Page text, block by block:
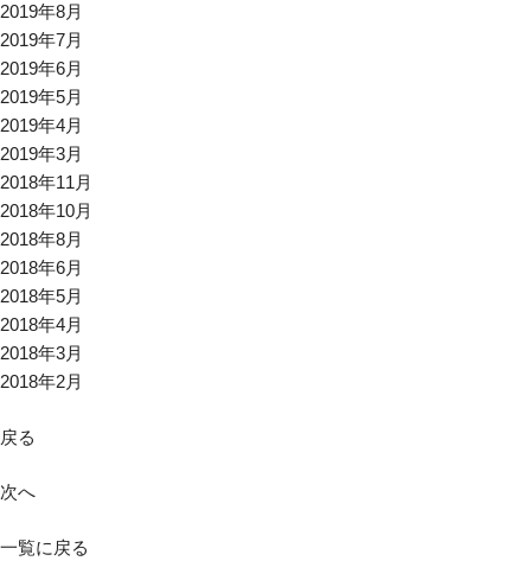
2019年8月
2019年7月
2019年6月
2019年5月
2019年4月
2019年3月
2018年11月
2018年10月
2018年8月
2018年6月
2018年5月
2018年4月
2018年3月
2018年2月
戻る
次へ
一覧に戻る